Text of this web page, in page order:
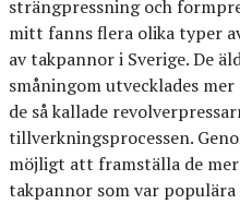
strängpressning och
mitt fanns flera olika typer
av takpannor i Sverige. De
småningom utvecklades
de så kallade
tillverkningsprocessen.
möjligt att framställa de
takpannor som var